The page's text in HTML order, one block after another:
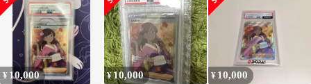
¥ 10,000 ¥10,000 ¥ 10,000